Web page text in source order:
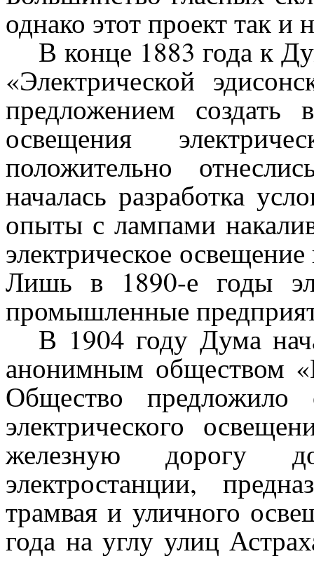
однако этот проект так и
В конце 1883 года к
«Электрической
предложением создать
освещения
положительно
началась разработка
опыты с лампами
электрическое
Лишь в 1890-е годы
промышленные
В 1904 году Дума
анонимным обществом
Общество предложило
электрического
железную дорогу
электростанции,
трамвая и уличного
года на углу улиц